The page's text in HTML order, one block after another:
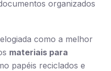
organizados
como a melhor
materiais para
papéis reciclados e